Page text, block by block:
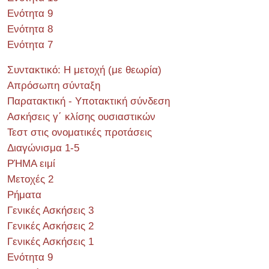
Ενότητα 9
Ενότητα 8
Ενότητα 7
Συντακτικό: Η μετοχή (με θεωρία)
Απρόσωπη σύνταξη
Παρατακτική - Υποτακτική σύνδεση
Ασκήσεις γ΄ κλίσης ουσιαστικών
Τεστ στις ονοματικές προτάσεις
Διαγώνισμα 1-5
ΡΉΜΑ ειμί
Μετοχές 2
Ρήματα
Γενικές Ασκήσεις 3
Γενικές Ασκήσεις 2
Γενικές Ασκήσεις 1
Ενότητα 9